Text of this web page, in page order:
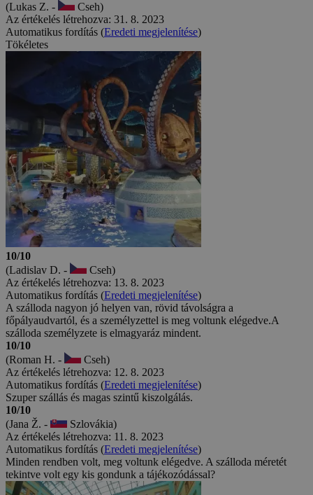
(Lukas Z. -
Cseh)
Az értékelés létrehozva: 31. 8. 2023
Automatikus fordítás (Eredeti megjelenítése)
Tökéletes
10/10
(Ladislav D. -
Cseh)
Az értékelés létrehozva: 13. 8. 2023
Automatikus fordítás (Eredeti megjelenítése)
A szálloda nagyon jó helyen van, rövid távolságra a
főpályaudvartól, és a személyzettel is meg voltunk elégedve.A
szálloda személyzete is elmagyaráz mindent.
10/10
(Roman H. -
Cseh)
Az értékelés létrehozva: 12. 8. 2023
Automatikus fordítás (Eredeti megjelenítése)
Szuper szállás és magas szintű kiszolgálás.
10/10
(Jana Ž. -
Szlovákia)
Az értékelés létrehozva: 11. 8. 2023
Automatikus fordítás (Eredeti megjelenítése)
Minden rendben volt, meg voltunk elégedve. A szálloda méretét
tekintve volt egy kis gondunk a tájékozódással?